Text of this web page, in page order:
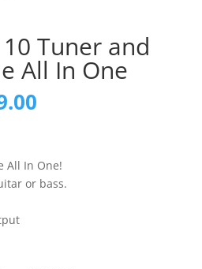
Tuner and
All In One
Huidige
€49.00.
All In One!
or bass.